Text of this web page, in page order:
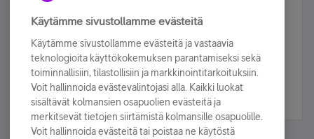
Tilaa Telian uutiskirje ja olet mukana arvonnassa.
sähköpostiisi.
Tilaa nyt
Käytämme sivustollamme evästeitä
Käytämme sivustollamme evästeitä ja vastaavia
teknologioita käyttökokemuksen parantamiseksi sekä
toiminnallisiin, tilastollisiin ja markkinointitarkoituksiin.
Voit hallinnoida evästevalintojasi alla. Kaikki luokat
sisältävät kolmansien osapuolien evästeitä ja
merkitsevät tietojen siirtämistä kolmansille osapuolille.
Voit hallinnoida evästeitä tai poistaa ne käytöstä